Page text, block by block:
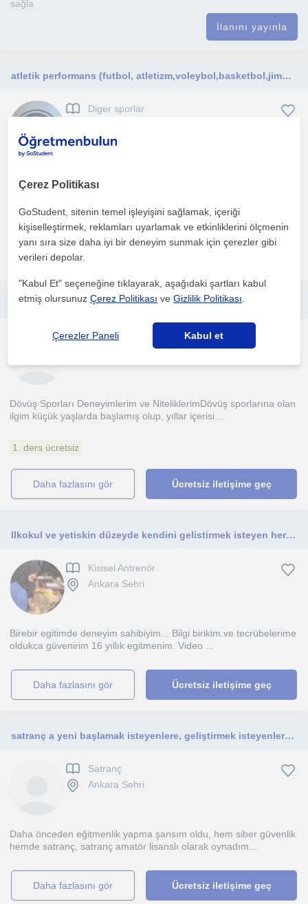
sağla
İlanını yayınla
atletik performans (futbol, atletizm,voleybol,basketbol,jimnastik vb.)
Diger sporlar
çocuklarınızın şuanda aktif olduğu branşta başarılı olmasın...
1. ders ücretsiz
daha fazlasını gör
Dövüs Sanatlari
Dövüş Sporları Deneyimlerim ve NiteliklerimDövüş sporlarına olan
ilgim küçük yaşlarda başlamış olup, yıllar içerisi...
1. ders ücretsiz
daha fazlasını gör Ücretsiz iletişime geç
Ilkokul ve yetiskin düzeyde kendini gelistirmek isteyen herkese yönelik
Kisisel Antrenör
Ankara Sehri
Birebir egitimde deneyim sahibiyim... Bilgi birikim.ve tecrübelerime
oldukca güvenirim 16 yıllık egitmenim. Video ...
daha fazlasını gör Ücretsiz iletişime geç
satranç a yeni başlamak isteyenlere, geliştirmek isteyenlere öğrenmek isteyenlere
Satranç
Ankara Sehri
Daha önceden eğitmenlik yapma şansım oldu, hem siber güvenlik
hemde satranç, satranç amatör lisanslı olarak oynadım...
daha fazlasını gör Ücretsiz iletişime geç
Çerez Politikası
GoStudent, sitenin temel işleyişini sağlamak, içeriği
kişiselleştirmek, reklamları uyarlamak ve etkinliklerini ölçmenin
yanı sıra size daha iyi bir deneyim sunmak için çerezler gibi
verileri depolar.
"Kabul Et" seçeneğine tıklayarak, aşağıdaki şartları kabul
etmiş olursunuzÇerez Politikası veGizlilik Politikası
Çerezler Paneli Kabul et